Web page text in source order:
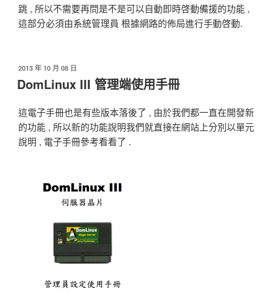
跳 , 所以不需要再問是不是可以自動即時啓動備援的功能 ,
這部分必須由系統管理員 根據網路的佈局進行手動啓動.
發
佈
於
2013 年 10 月 08 日
DomLinux III 管理端使用手冊
這電子手冊也是有些版本落後了 , 由於我們都一直在開發新
的功能 , 所以新的功能說明我們就直接在網站上分別以單元
說明 , 電子手冊參考看看了 .